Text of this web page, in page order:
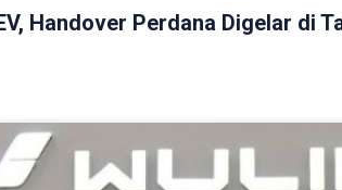
Handover Perdana Digelar di